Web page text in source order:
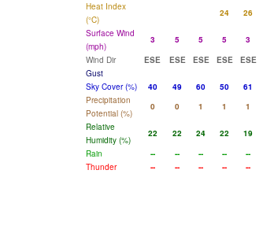
Heat Index
(°C)
24 26
Surface Wind
(mph)
3 5 5 5 3
Wind Dir
ESE ESE ESE ESE ESE
Gust
Sky Cover (%)
40 49 60 50 61
Precipitation
Potential (%)
0 0 1 1 1
Relative
Humidity (%)
22 22 24 22 19
Rain
-- -- -- -- --
Thunder
-- -- -- -- --